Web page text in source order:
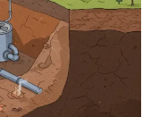
kết Net Zero và